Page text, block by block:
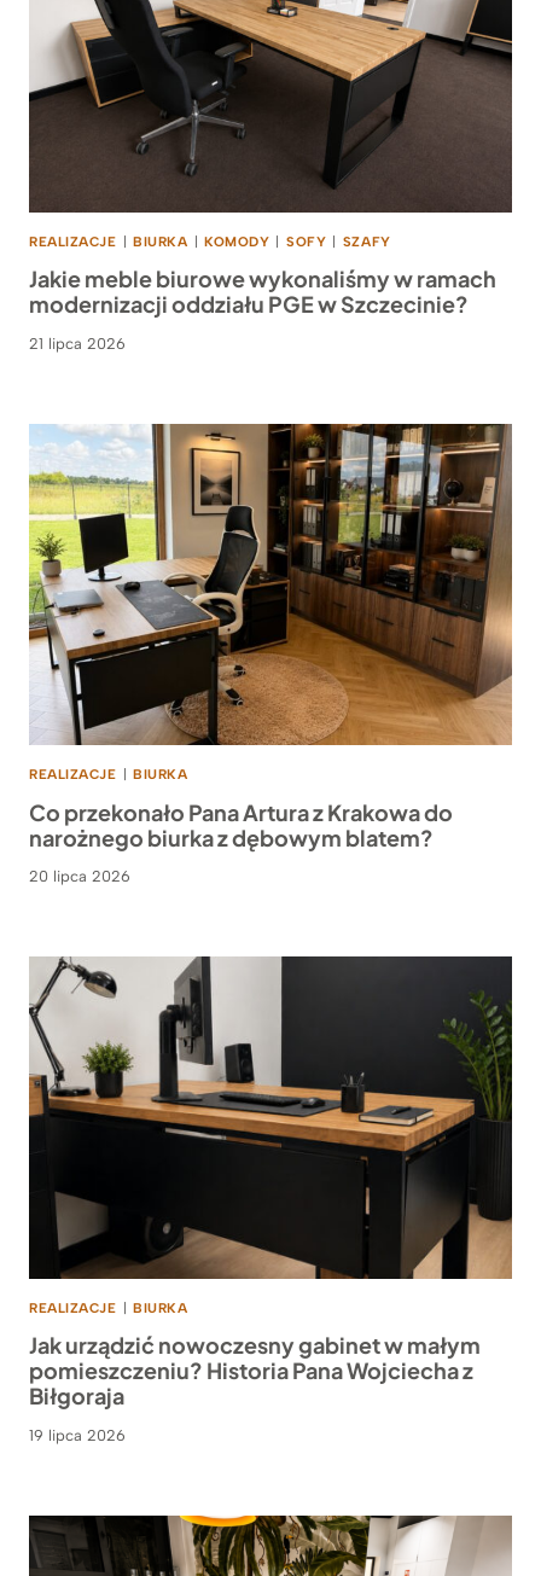
REALIZACJE | BIURKA | KOMODY | SOFY | SZAFY
Jakie meble biurowe wykonaliśmy w ramach
modernizacji oddziału PGE w Szczecinie?
21 lipca 2026
REALIZACJE BIURKA
Co przekonało Pana Artura z Krakowa do
narożnego biurka z dębowym blatem?
20 lipca 2026
REALIZACJE BIURKA
Jak urządzić nowoczesny gabinet w małym
pomieszczeniu? Historia Pana Wojciecha z
Biłgoraja
19 lipca 2026